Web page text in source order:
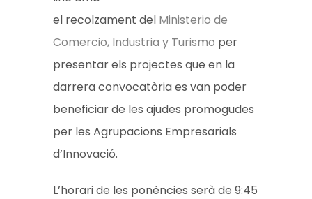
el recolzament del Ministerio de
Comercio, Industria y Turismo per
presentar els projectes que en la
darrera convocatòria es van poder
beneficiar de les ajudes promogudes
per les Agrupacions Empresarials
d’Innovació.
L’horari de les ponències serà de 9:45